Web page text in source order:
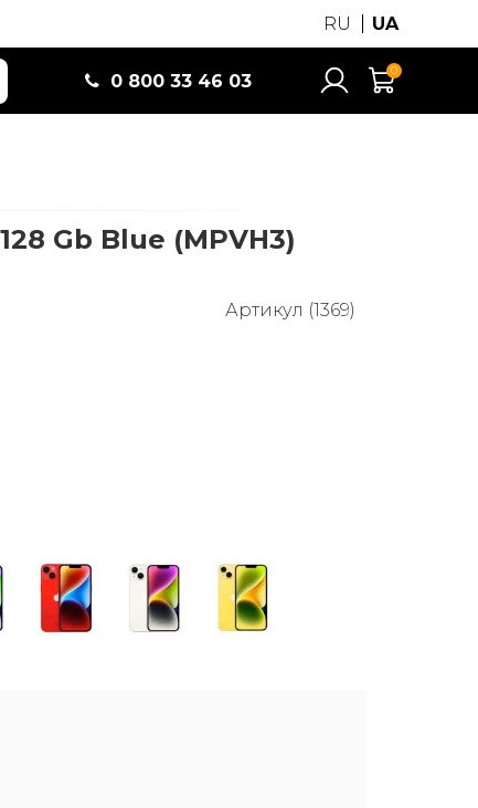
RU UA
0 800 33 46 03
0
Gb Blue (MPVH3)
Артикул (1369)